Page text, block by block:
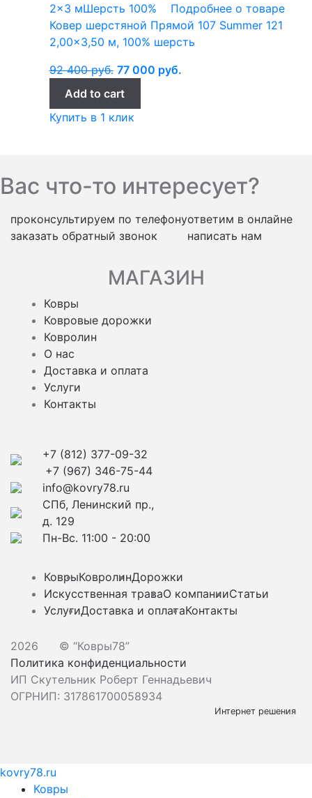
2x3 мШерсть 100%
Подробнее о товаре
Ковер шерстяной Прямой 107 Summer 121
2,00×3,50 м, 100% шерсть
92 400руб. 77 000 руб.
Add to cart
Купить в 1 клик
Вас что-то интересует?
проконсультируем по телефону
заказать обратный звонок
ответим в онлайне
написать нам
МАГАЗИН
Ковры
Ковровые дорожки
Ковролин
О нас
Доставка и оплата
Услуги
Контакты
+7 (812) 377-09-32
+7 (967) 346-75-44
info@kovry78.ru
СПб, Ленинский пр.,
д. 129
Пн-Вс. 11:00 - 20:00
КоврыКовролинДорожки
Искусственная траваО компанииСтатьи
УслугиДоставка и оплатаКонтакты
2026
© “Ковры78”
Политика конфиденциальности
ИП Скутельник Роберт Геннадьевич
ОГРНИП: 317861700058934
Интернет решения
kovry78.ru
Ковры